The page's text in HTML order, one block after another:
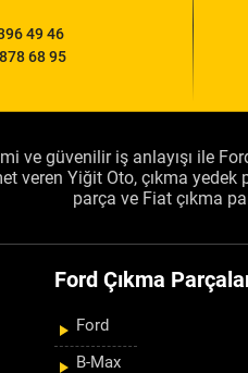
49 46
68 95
ve güvenilir iş anlayışı ile
veren Yiğit Oto, çıkma yedek
parça ve Fiat çıkma
Ford Çıkma
Ford
B-Max